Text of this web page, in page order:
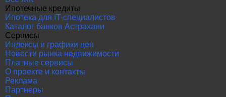
Ипотечные кредиты
Ипотека для IT-специалистов
Каталог банков Астрахани
Сервисы
Индексы и графики цен
Новости рынка недвижимости
Платные сервисы
О проекте и контакты
Реклама
Партнеры